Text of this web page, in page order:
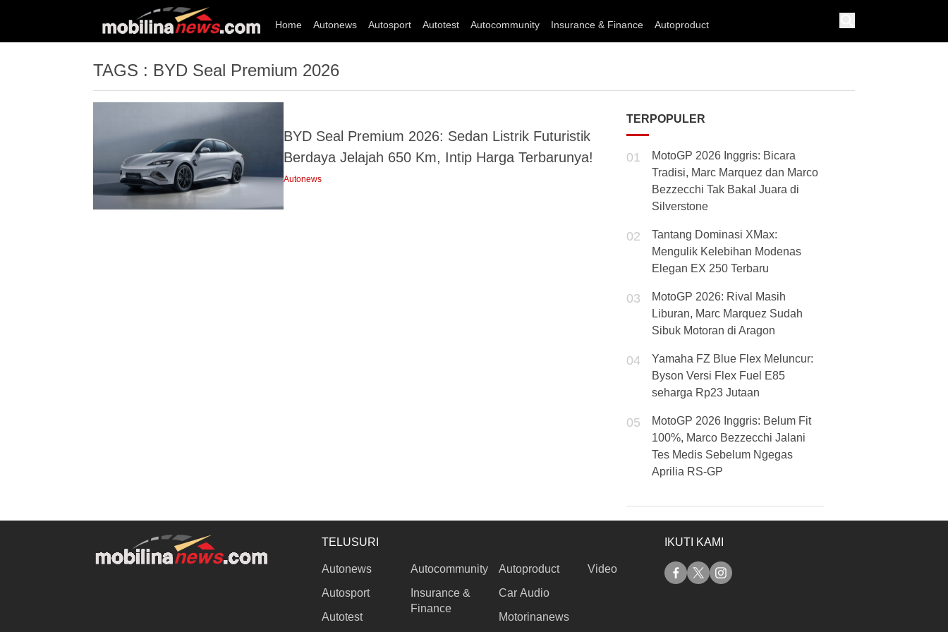
Home Autonews Autosport Autotest Autocommunity Insurance & Finance Autoproduct
TAGS : BYD Seal Premium 2026
BYD Seal Premium 2026: Sedan Listrik Futuristik
Berdaya Jelajah 650 Km, Intip Harga Terbarunya!
Autonews
TERPOPULER
01
MotoGP 2026 Inggris: Bicara
Tradisi, Marc Marquez dan Marco
Bezzecchi Tak Bakal Juara di
Silverstone
02
Tantang Dominasi XMax:
Mengulik Kelebihan Modenas
Elegan EX 250 Terbaru
03
MotoGP 2026: Rival Masih
Liburan, Marc Marquez Sudah
Sibuk Motoran di Aragon
04
Yamaha FZ Blue Flex Meluncur:
Byson Versi Flex Fuel E85
seharga Rp23 Jutaan
05
MotoGP 2026 Inggris: Belum Fit
100%, Marco Bezzecchi Jalani
Tes Medis Sebelum Ngegas
Aprilia RS-GP
TELUSURI
Autonews
Autosport
Autotest
Autocommunity
Insurance &
Finance
Autoproduct
Car Audio
Motorinanews
Video
IKUTI KAMI